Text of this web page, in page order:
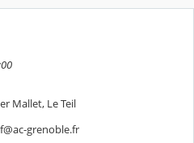
Mallet, Le Teil
grenoble.fr